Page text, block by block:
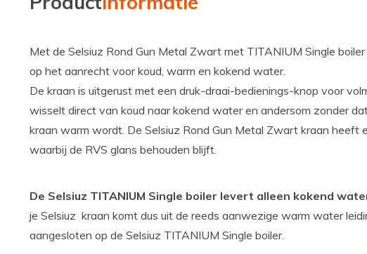
Met de Selsiuz Rond Gun Metal Zwart met TITANIUM Single
op het aanrecht voor koud, warm en kokend water.
De kraan is uitgerust met een druk-draai-bedienings-knop voor
wisselt direct van koud naar kokend water en andersom zonder
kraan warm wordt. De Selsiuz Rond Gun Metal Zwart kraan heeft
waarbij de RVS glans behouden blijft.
De Selsiuz TITANIUM Single boiler levert alleen kokend
je Selsiuz kraan komt dus uit de reeds aanwezige warm water
aangesloten op de Selsiuz TITANIUM Single boiler.